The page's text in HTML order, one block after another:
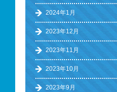
2024年1月
2023年12月
2023年11月
2023年10月
2023年9月